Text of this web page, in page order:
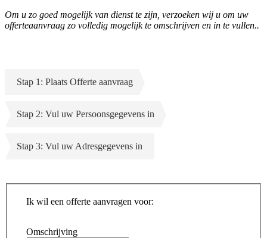
Om u zo goed mogelijk van dienst te zijn, verzoeken wij u om uw
offerteaanvraag zo volledig mogelijk te omschrijven en in te vullen..
Stap 1: Plaats Offerte aanvraag
Stap 2: Vul uw Persoonsgegevens in
Stap 3: Vul uw Adresgegevens in
Ik wil een offerte aanvragen voor:
Omschrijving